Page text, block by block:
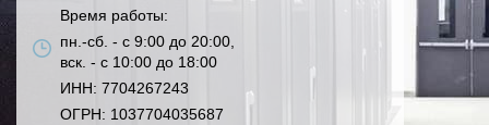
Время работы:
пн.-сб. - с 9:00 до 20:00,
вск. - с 10:00 до 18:00
ИНН: 7704267243
ОГРН: 1037704035687